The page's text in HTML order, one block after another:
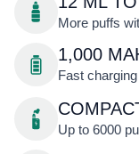
More puffs
1,000
Fast
Up to 6000